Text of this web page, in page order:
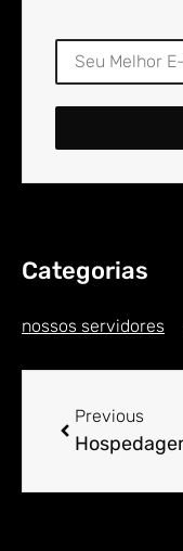
Categorias
nossos servidores
Previous